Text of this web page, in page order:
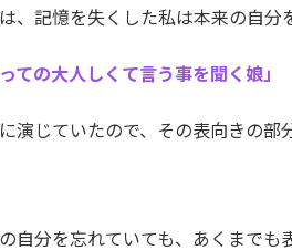
、記憶を失くした私は本来の自分
っての大人しくて言う事を聞く娘」
演じていたので、その表向きの
自分を忘れていても、あくまでも